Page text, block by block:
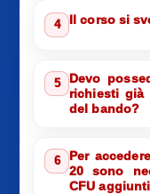
4 Il corso si
5
Devo
richiesti già
del bando?
6
Per
20 sono
CFU